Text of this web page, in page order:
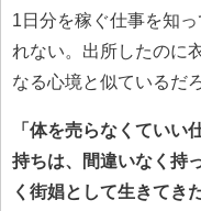
1日分を稼ぐ仕事を知
れない。出所したのに
なる心境と似ているだ
「体を売らなくていい
持ちは、間違いなく持
く街娼として生きてき